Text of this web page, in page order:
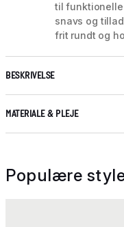
til funktionelle
snavs og
frit rundt og
BESKRIVELSE
MATERIALE & PLEJE
Populære